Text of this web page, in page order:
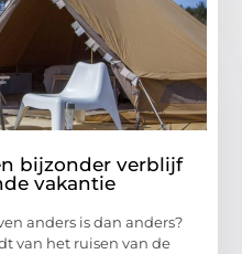
bijzonder verblijf
vakantie
anders is dan anders?
van het ruisen van de